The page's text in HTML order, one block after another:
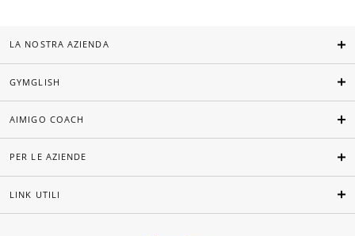
LA NOSTRA AZIENDA
GYMGLISH
AIMIGO COACH
PER LE AZIENDE
LINK UTILI